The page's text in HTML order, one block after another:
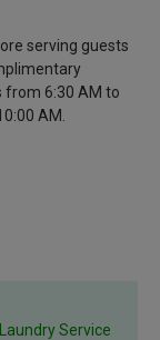
serving guests
from 6:30 AM to
AM.
Laundry Service